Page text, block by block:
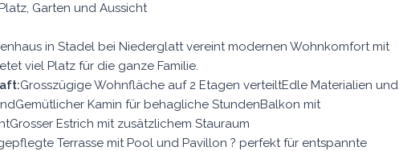
Garten und Aussicht
in Stadel bei Niederglatt vereint modernen Wohnkomfort mit
viel Platz für die ganze Familie.
Grosszügige Wohnfläche auf 2 Etagen verteiltEdle Materialien und
Kamin für behagliche StundenBalkon mit
Estrich mit zusätzlichem Stauraum
Terrasse mit Pool und Pavillon ? perfekt für entspannte